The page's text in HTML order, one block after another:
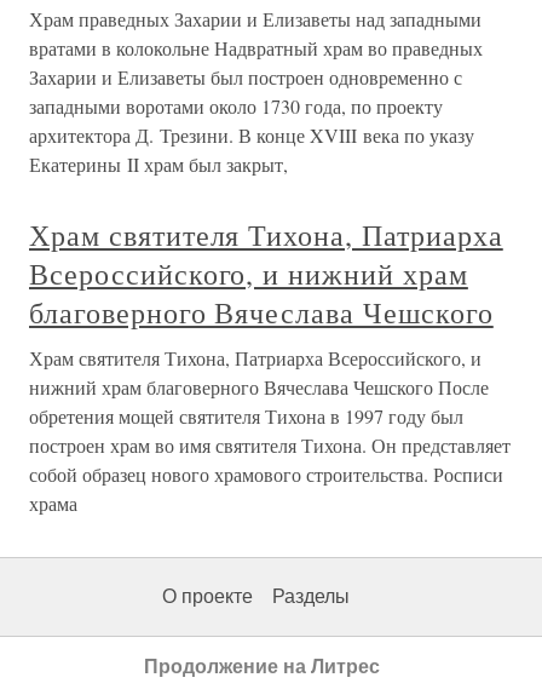
Храм праведных Захарии и Елизаветы над западными
вратами в колокольне Надвратный храм во праведных
Захарии и Елизаветы был построен одновременно с
западными воротами около 1730 года, по проекту
архитектора Д. Трезини. В конце XVIII века по указу
Екатерины II храм был закрыт,
Храм святителя Тихона, Патриарха
Всероссийского, и нижний храм
благоверного Вячеслава Чешского
Храм святителя Тихона, Патриарха Всероссийского, и
нижний храм благоверного Вячеслава Чешского После
обретения мощей святителя Тихона в 1997 году был
построен храм во имя святителя Тихона. Он представляет
собой образец нового храмового строительства. Росписи
храма
О проекте Разделы
Продолжение на Литрес